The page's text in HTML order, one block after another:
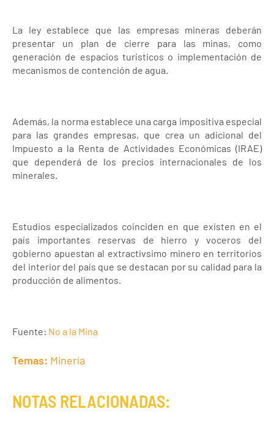
La ley establece que las empresas mineras deberán
presentar un plan de cierre para las minas, como
generación de espacios turísticos o implementación de
mecanismos de contención de agua.
Además, la norma establece una carga impositiva especial
para las grandes empresas, que crea un adicional del
Impuesto a la Renta de Actividades Económicas (IRAE)
que dependerá de los precios internacionales de los
minerales.
Estudios especializados coinciden en que existen en el
país importantes reservas de hierro y voceros del
gobierno apuestan al extractivsimo minero en territorios
del interior del país que se destacan por su calidad para la
producción de alimentos.
Fuente: No a la Mina
Temas: Minería
NOTAS RELACIONADAS: